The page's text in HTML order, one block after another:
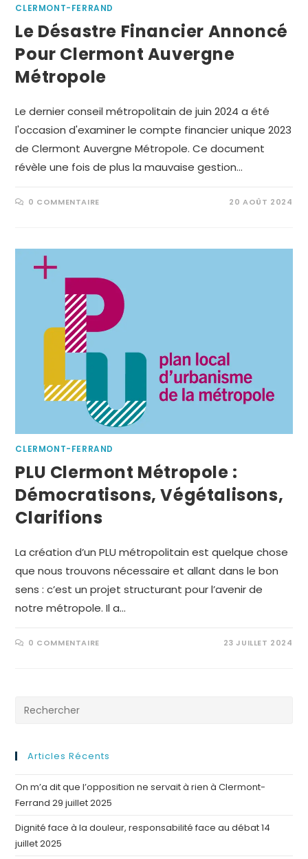
CLERMONT-FERRAND
Le Désastre Financier Annoncé
Pour Clermont Auvergne
Métropole
Le dernier conseil métropolitain de juin 2024 a été
l'occasion d'examiner le compte financier unique 2023
de Clermont Auvergne Métropole. Ce document
révèle une fois de plus la mauvaise gestion…
0 COMMENTAIRE 20 AOÛT 2024
CLERMONT-FERRAND
PLU Clermont Métropole :
Démocratisons, Végétalisons,
Clarifions
La création d’un PLU métropolitain est quelque chose
que nous trouvons nécessaire et allant dans le bon
sens : c’est un projet structurant pour l’avenir de
notre métropole. Il a…
0 COMMENTAIRE 23 JUILLET 2024
Articles Récents
On m’a dit que l’opposition ne servait à rien à Clermont-
Ferrand 29 juillet 2025
Dignité face à la douleur, responsabilité face au débat14
juillet 2025